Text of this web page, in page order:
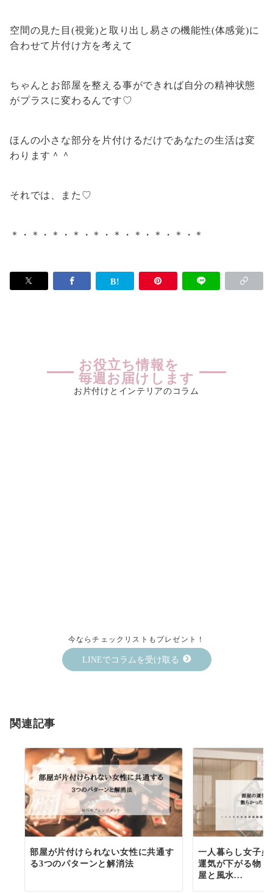
空間の見た目(視覚)と取り出し易さの機能性(体感覚)に
合わせて片付け方を考えて
ちゃんとお部屋を整える事ができれば自分の精神状態
がプラスに変わるんです♡
ほんの小さな部分を片付けるだけであなたの生活は変
わります＾＾
それでは、また♡
＊・＊・＊・＊・＊・＊・＊・＊・＊・＊
お役立ち情報を
毎週お届けします
お片付けとインテリアのコラム
今ならチェックリストもプレゼント！
LINEでコラムを受け取る
関連記事
部屋が片付けられない女性に共通す
る3つのパターンと解消法
一人暮らし女子
運気が下がる物
屋と風水...